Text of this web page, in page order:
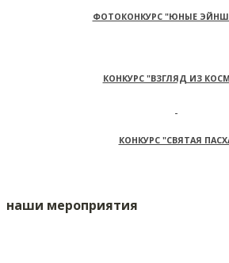
ФОТОКОНКУРС "ЮНЫЕ
КОНКУРС "ВЗГЛЯД ИЗ
КОНКУРС "СВЯТАЯ
наши мероприятия